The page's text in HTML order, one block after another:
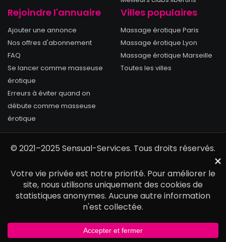
Rejoindre l'annuaire
Ajouter une annonce
Nos offres d'abonnement
FAQ
Se lancer comme masseuse
érotique
Erreurs à éviter quand on
débute comme masseuse
érotique
Villes populaires
Massage érotique Paris
Massage érotique Lyon
Massage érotique Marseille
Toutes les villes
© 2021–2025 Sensual-Services. Tous droits réservés.
Espace Pro Mon Compte